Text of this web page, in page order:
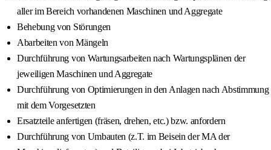
aller im Bereich vorhandenen Maschinen und Aggregate
Behebung von Störungen
Abarbeiten von Mängeln
Durchführung von Wartungsarbeiten nach Wartungsplänen der
jeweiligen Maschinen und Aggregate
Durchführung von Optimierungen in den Anlagen nach Abstimmung
mit dem Vorgesetzten
Ersatzteile anfertigen (fräsen, drehen, etc.) bzw. anfordern
Durchführung von Umbauten (z.T. im Beisein der MA der